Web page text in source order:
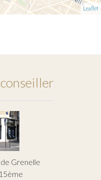
Leaflet
Grenelle